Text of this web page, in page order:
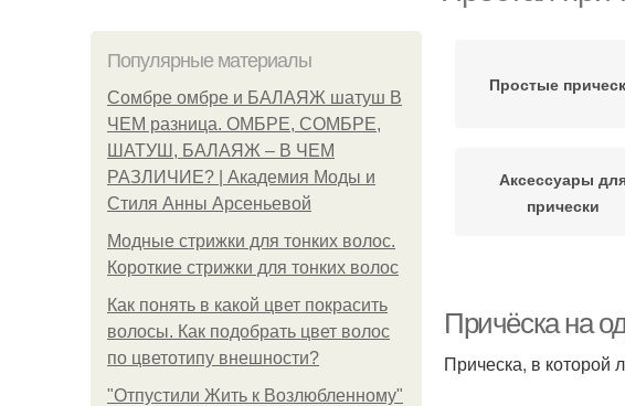
Популярные материалы
Сомбре омбре и БАЛАЯЖ шатуш В
ЧЕМ разница. ОМБРЕ, СОМБРЕ,
ШАТУШ, БАЛАЯЖ – В ЧЕМ
РАЗЛИЧИЕ? | Академия Моды и
Стиля Анны Арсеньевой
Модные стрижки для тонких волос.
Короткие стрижки для тонких волос
Как понять в какой цвет покрасить
волосы. Как подобрать цвет волос
по цветотипу внешности?
"Отпустили Жить к Возлюбленному"
Простые
Аксессуары
прически
Причёска на
Прическа, в которой